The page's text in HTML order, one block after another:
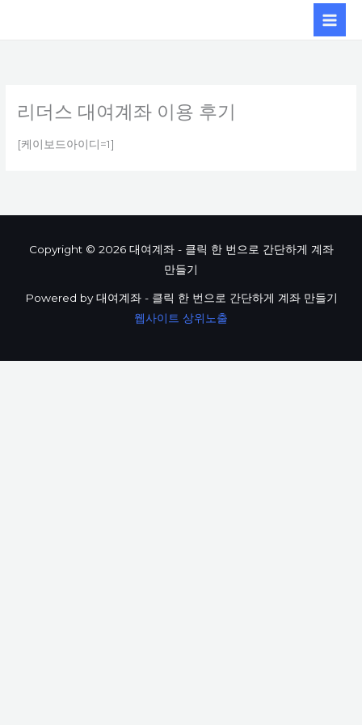
리더스 대여계좌 이용 후기
[케이보드아이디=1]
Copyright © 2026 대여계좌 - 클릭 한 번으로 간단하게 계좌
만들기
Powered by 대여계좌 - 클릭 한 번으로 간단하게 계좌 만들기
웹사이트 상위노출